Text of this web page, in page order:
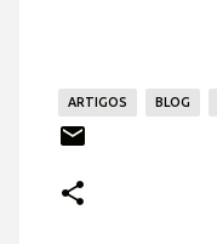
ARTIGOS BLOG